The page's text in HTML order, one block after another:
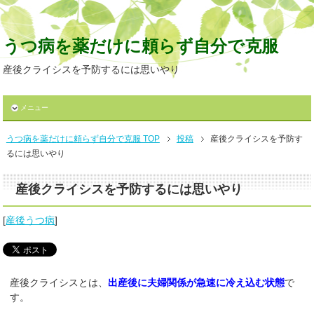
うつ病を薬だけに頼らず自分で克服
産後クライシスを予防するには思いやり
メニュー
うつ病を薬だけに頼らず自分で克服 TOP 投稿
産後クライシスを予防す
るには思いやり
産後クライシスを予防するには思いやり
[産後うつ病]
産後クライシスとは、 出産後に夫婦関係が急速に冷え込む状態で
す。